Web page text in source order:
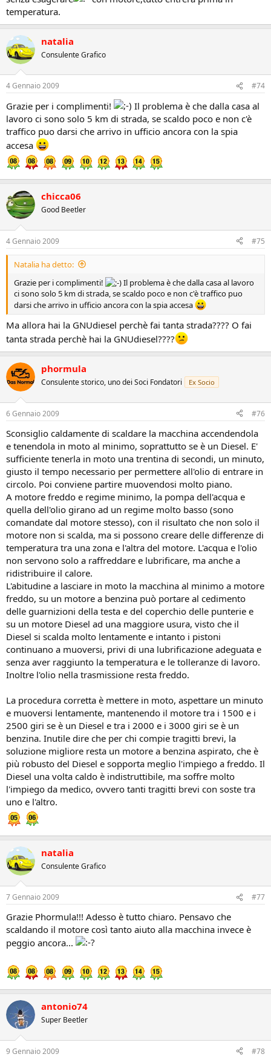
temperatura.
natalia
Consulente Grafico
4 Gennaio 2009 #74
Grazie per i complimenti!
Il problema è che dalla casa al
lavoro ci sono solo 5 km di strada, se scaldo poco e non c'è
traffico puo darsi che arrivo in ufficio ancora con la spia
accesa
chicca06
Good Beetler
4 Gennaio 2009 #75
Natalia ha detto:
Grazie per i complimenti!
Il problema è che dalla casa al lavoro
ci sono solo 5 km di strada, se scaldo poco e non c'è traffico puo
darsi che arrivo in ufficio ancora con la spia accesa
Ma allora hai la GNUdiesel perchè fai tanta strada???? O fai
tanta strada perchè hai la GNUdiesel????
phormula
Consulente storico, uno dei Soci Fondatori Ex Socio
6 Gennaio 2009 #76
Sconsiglio caldamente di scaldare la macchina accendendola
e tenendola in moto al minimo, soprattutto se è un Diesel. E'
sufficiente tenerla in moto una trentina di secondi, un minuto,
giusto il tempo necessario per permettere all'olio di entrare in
circolo. Poi conviene partire muovendosi molto piano.
A motore freddo e regime minimo, la pompa dell'acqua e
quella dell'olio girano ad un regime molto basso (sono
comandate dal motore stesso), con il risultato che non solo il
motore non si scalda, ma si possono creare delle differenze di
temperatura tra una zona e l'altra del motore. L'acqua e l'olio
non servono solo a raffreddare e lubrificare, ma anche a
ridistribuire il calore.
L'abitudine a lasciare in moto la macchina al minimo a motore
freddo, su un motore a benzina può portare al cedimento
delle guarnizioni della testa e del coperchio delle punterie e
su un motore Diesel ad una maggiore usura, visto che il
Diesel si scalda molto lentamente e intanto i pistoni
continuano a muoversi, privi di una lubrificazione adeguata e
senza aver raggiunto la temperatura e le tolleranze di lavoro.
Inoltre l'olio nella trasmissione resta freddo.
La procedura corretta è mettere in moto, aspettare un minuto
e muoversi lentamente, mantenendo il motore tra i 1500 e i
2500 giri se è un Diesel e tra i 2000 e i 3000 giri se è un
benzina. Inutile dire che per chi compie tragitti brevi, la
soluzione migliore resta un motore a benzina aspirato, che è
più robusto del Diesel e sopporta meglio l'impiego a freddo. Il
Diesel una volta caldo è indistruttibile, ma soffre molto
l'impiego da medico, ovvero tanti tragitti brevi con soste tra
uno e l'altro.
natalia
Consulente Grafico
7 Gennaio 2009 #77
Grazie Phormula!!! Adesso è tutto chiaro. Pensavo che
scaldando il motore così tanto aiuto alla macchina invece è
peggio ancora...
antonio74
Super Beetler
9 Gennaio 2009 #78